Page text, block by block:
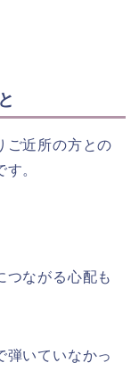
ご近所の方との
。
つながる心配も
弾いていなかっ